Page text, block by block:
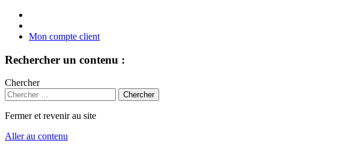
Mon compte client
Rechercher un contenu :
Chercher
Fermer et revenir au site
Aller au contenu